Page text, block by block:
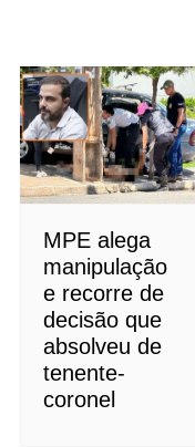
MPE alega
manipulação
e recorre de
decisão que
absolveu de
tenente-
coronel